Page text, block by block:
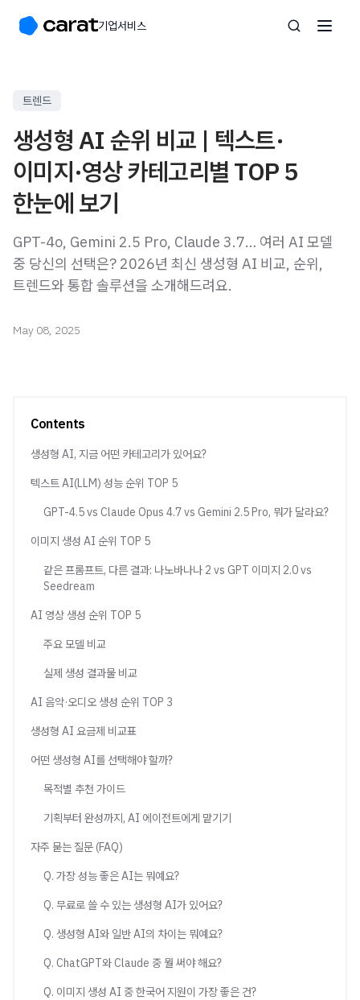
기업서비스
트렌드
생성형 AI 순위 비교 | 텍스트·
이미지·영상 카테고리별 TOP 5
한눈에 보기
GPT-4o, Gemini 2.5 Pro, Claude 3.7… 여러 AI 모델
중 당신의 선택은? 2026년 최신 생성형 AI 비교, 순위,
트렌드와 통합 솔루션을 소개해드려요.
May 08, 2025
Contents
생성형 AI, 지금 어떤 카테고리가 있어요?
텍스트 AI(LLM) 성능 순위 TOP 5
GPT-4.5 vs Claude Opus 4.7 vs Gemini 2.5 Pro, 뭐가 달라요?
이미지 생성 AI 순위 TOP 5
같은 프롬프트, 다른 결과: 나노바나나 2 vs GPT 이미지 2.0 vs
Seedream
AI 영상 생성 순위 TOP 5
주요 모델 비교
실제 생성 결과물 비교
AI 음악·오디오 생성 순위 TOP 3
생성형 AI 요금제 비교표
어떤 생성형 AI를 선택해야 할까?
목적별 추천 가이드
기획부터 완성까지, AI 에이전트에게 맡기기
자주 묻는 질문 (FAQ)
Q. 가장 성능 좋은 AI는 뭐예요?
Q. 무료로 쓸 수 있는 생성형 AI가 있어요?
Q. 생성형 AI와 일반 AI의 차이는 뭐예요?
Q. ChatGPT와 Claude 중 뭘 써야 해요?
Q. 이미지 생성 AI 중 한국어 지원이 가장 좋은 건?